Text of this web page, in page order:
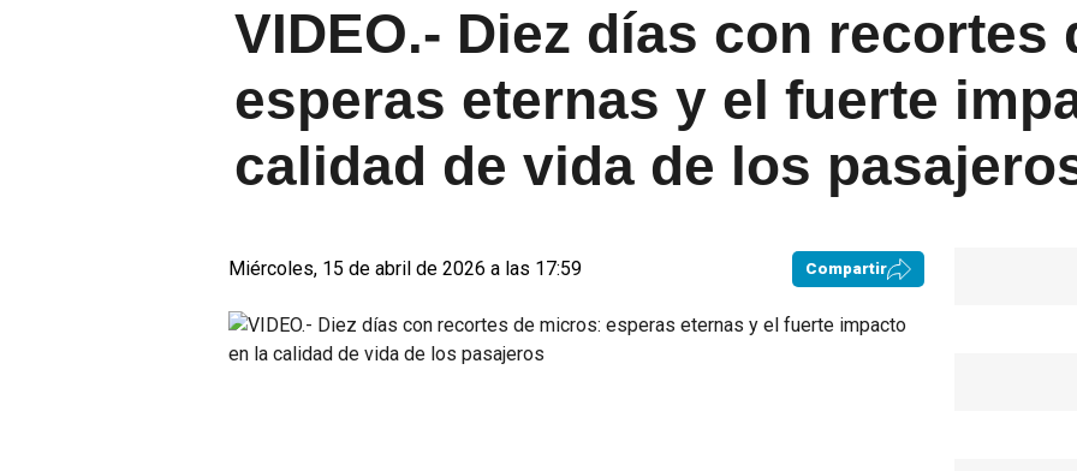
VIDEO.- Diez días con recortes
esperas eternas y el fuerte
calidad de vida de los
Miércoles, 15 de abril de 2026 a las 17:59 Compartir